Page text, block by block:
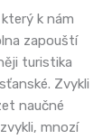
k nám
zapouští
turistika
Zvykli
naučné
mnozí